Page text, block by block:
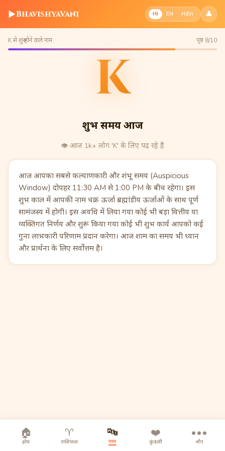
▶BhavishyaVani HI EN HiEn 👤
K से शुरू होने वाले नाम पृष्ठ 8/10
K
शुभ समय आज
👁️ आज 1k+ लोग 'K' के लिए पढ़ रहे हैं
आज आपका सबसे कल्याणकारी और शंभू समय (Auspicious
Window) दोपहर 11:30 AM से 1:00 PM के बीच रहेगा। इस
शुभ काल में आपकी नाम चक्र ऊर्जा ब्रह्मांडीय ऊर्जाओं के साथ पूर्ण
सामंजस्य में होगी। इस अवधि में लिया गया कोई भी बड़ा वित्तीय या
व्यक्तिगत निर्णय और शुरू किया गया कोई भी शुभ कार्य आपको कई
गुना लाभकारी परिणाम प्रदान करेगा। आज शाम का समय भी ध्यान
और प्रार्थना के लिए सर्वोत्तम है।
🏠
होम
♈
राशिफल
🔤
नाम
❤️
कुंडली
•••
और